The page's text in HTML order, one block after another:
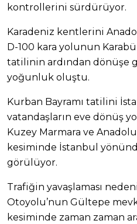
kontrollerini sürdürüyor.
Karadeniz kentlerini
D-100 kara yolunun
tatilinin ardından dönüşe
yoğunluk oluştu.
Kurban Bayramı tatilini
vatandaşların eve dönüş
Kuzey Marmara ve
kesiminde İstanbul
görülüyor.
Trafiğin yavaşlaması
Otoyolu’nun Gültepe
kesiminde zaman zaman